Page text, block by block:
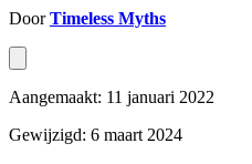
DoorTimeless Myths
Aangemaakt: 11 januari 2022
Gewijzigd: 6 maart 2024